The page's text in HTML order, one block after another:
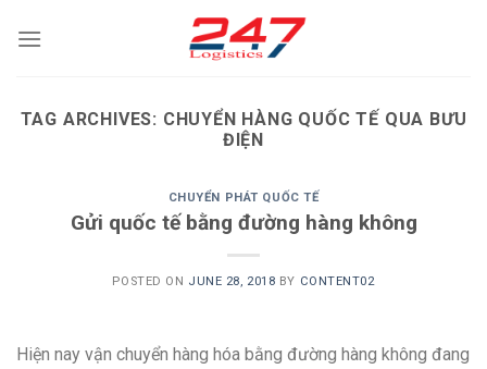
TAG ARCHIVES: CHUYỂN HÀNG QUỐC TẾ QUA BƯU
ĐIỆN
CHUYỂN PHÁT QUỐC TẾ
Gửi quốc tế bằng đường hàng không
POSTED ON JUNE 28, 2018 BY CONTENT02
Hiện nay vận chuyển hàng hóa bằng đường hàng không đang